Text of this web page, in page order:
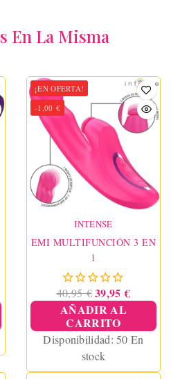
En La Misma
¡EN OFERTA!
-1,00 €
INTENSE
EMI MULTIFUNCIÓN 3 EN
1
40,95 € 39,95 €
AÑADIR AL
CARRITO
Disponibilidad:50 En
stock